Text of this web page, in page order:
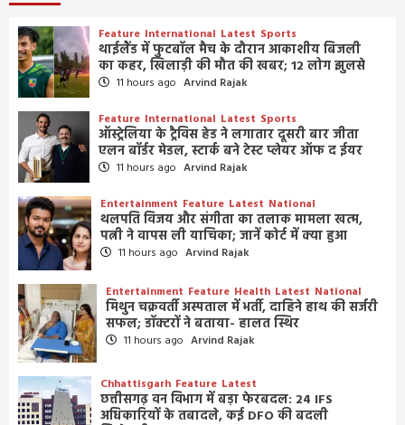
Feature International Latest Sports
थाईलैंड में फुटबॉल मैच के दौरान आकाशीय बिजली
का कहर, खिलाड़ी की मौत की खबर; 12 लोग झुलसे
11 hours ago Arvind Rajak
Feature International Latest Sports
ऑस्ट्रेलिया के ट्रैविस हेड ने लगातार दूसरी बार जीता
एलन बॉर्डर मेडल, स्टार्क बने टेस्ट प्लेयर ऑफ द ईयर
11 hours ago Arvind Rajak
Entertainment Feature Latest National
थलपति विजय और संगीता का तलाक मामला खत्म,
पत्नी ने वापस ली याचिका; जानें कोर्ट में क्या हुआ
11 hours ago Arvind Rajak
Entertainment Feature Health Latest National
मिथुन चक्रवर्ती अस्पताल में भर्ती, दाहिने हाथ की सर्जरी
सफल; डॉक्टरों ने बताया- हालत स्थिर
11 hours ago Arvind Rajak
Chhattisgarh Feature Latest
छत्तीसगढ़ वन विभाग में बड़ा फेरबदल: 24 IFS
अधिकारियों के तबादले, कई DFO की बदली